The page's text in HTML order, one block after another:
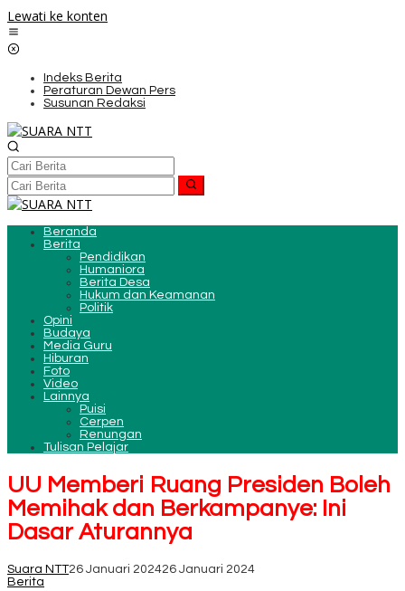
Lewati ke konten
Indeks Berita
Peraturan Dewan Pers
Susunan Redaksi
Beranda
Berita
Pendidikan
Humaniora
Berita Desa
Hukum dan Keamanan
Politik
Opini
Budaya
Media Guru
Hiburan
Foto
Video
Lainnya
Puisi
Cerpen
Renungan
Tulisan Pelajar
UU Memberi Ruang Presiden Boleh
Memihak dan Berkampanye: Ini
Dasar Aturannya
Suara NTT26 Januari 202426 Januari 2024
Berita